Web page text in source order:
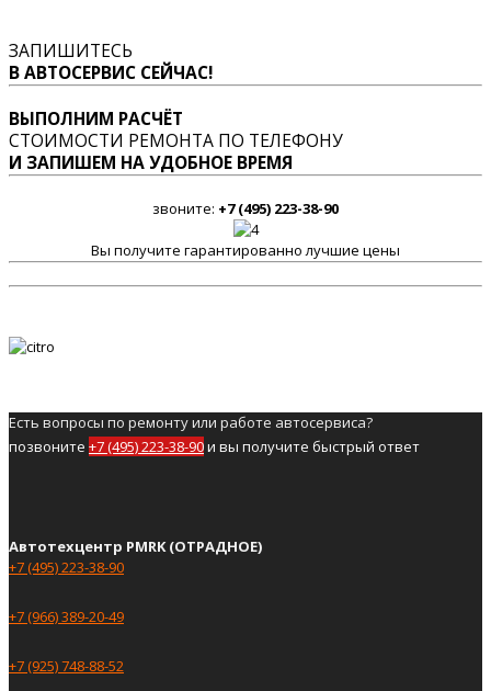
ЗАПИШИТЕСЬ
В АВТОСЕРВИС СЕЙЧАС!
ВЫПОЛНИМ РАСЧЁТ
СТОИМОСТИ РЕМОНТА ПО ТЕЛЕФОНУ
И ЗАПИШЕМ НА УДОБНОЕ ВРЕМЯ
звоните: +7 (495) 223-38-90
Вы получите гарантированно лучшие цены
Есть вопросы по ремонту или работе автосервиса?
позвоните +7 (495) 223-38-90и вы получите быстрый ответ
Автотехцентр PMRK (ОТРАДНОЕ)
+7 (495) 223-38-90
+7 (966) 389-20-49
+7 (925) 748-88-52